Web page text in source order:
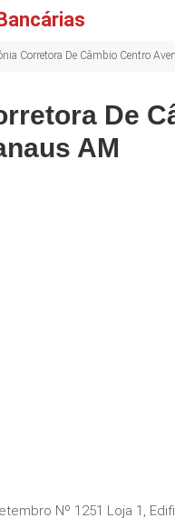
Corretora De Câmbio Centro
De
AM
Nº 1251 Loja 1,